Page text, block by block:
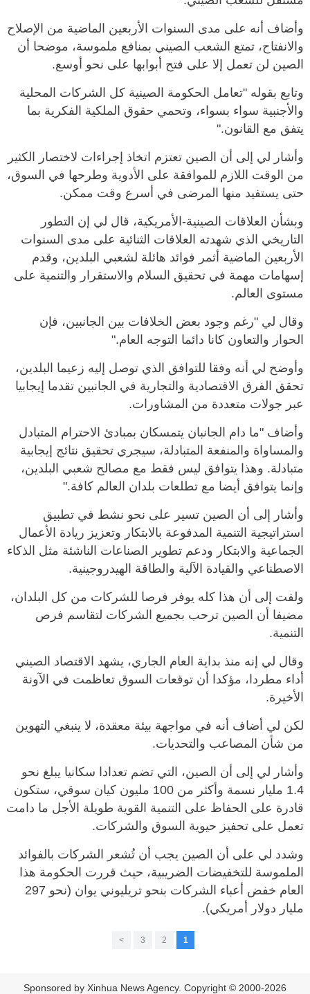
وأضاف أنه على مدى السنوات الأربعين الماضية من الإصلاح
والانفتاح، تمتع الشعب الصيني بمنافع ملموسة، موضحا أن
الصين لن تعمل إلا على فتح أبوابها على نحو أوسع.
وتابع بقوله "تعامل الحكومة الصينية كل الشركات المحلية
والأجنبية سواء بسواء، وتحمي حقوق الملكية الفكرية بما
يتفق مع القانون."
وأشار لي إلى أن الصين تعتزم اتخاذ إجراءات لاختصار الكثير
من الوقت اللازم للموافقة على الأدوية وطرحها في السوق،
حتى يستفيد منها المرضى في أسرع وقت ممكن.
وبشأن العلاقات الصينية-الأمريكية، قال لي إن التطور
التاريخي الذي شهدته العلاقات الثنائية على مدى السنوات
الأربعين الماضية أثمر فوائد هائلة لشعبي البلدين، وقدم
إسهامات مهمة في تحقيق السلام والاستقرار والتنمية على
مستوى العالم.
وقال لي "رغم وجود بعض الخلافات بين الجانبين، فإن
الحوار والتعاون كانا دائما التوجه العام."
وأوضح لي أنه وفقا للتوافق الذي توصل إليه زعيما البلدين،
تحقق الفرق الاقتصادية والتجارية في الجانبين تقدما إيجابيا
عبر جولات متعددة من المشاورات.
وأضاف "ما دام الجانبان يتمسكان بمبادئ الاحترام المتبادل
والمساواة والمنفعة المتبادلة، سيجري تحقيق نتائج إيجابية
متبادلة. وهذا يتوافق ليس فقط مع مصالح شعبي البلدين،
وإنما يتوافق أيضا مع تطلعات بلدان العالم كافة."
وأشار إلى أن الصين تسير على نحو نشط في تطبيق
استراتيجية التنمية المدفوعة بالابتكار وتعزيز ريادة الأعمال
الجماعية والابتكار ودعم تطوير الصناعات الناشئة مثل الذكاء
الاصطناعي والقيادة الآلية والطاقة الهيدروجينية.
ولفت إلى أن هذا كله يوفر فرصا للشركات من كل البلدان،
مضيفا أن الصين ترحب بجميع الشركات لتقاسم فرص
التنمية.
وقال لي إنه منذ بداية العام الجاري، يشهد الاقتصاد الصيني
أداء مطردا، مؤكدا أن توقعات السوق تعاظمت في الآونة
الأخيرة.
لكن لي أضاف أنه في مواجهة بيئة معقدة، لا ينبغي التهوين
من شأن المصاعب والتحديات.
وأشار لي إلى أن الصين، التي تضم تعدادا سكانيا يبلغ نحو
1.4 مليار نسمة وأكثر من 100 مليون كيان سوقي، ستكون
قادرة على الحفاظ على التنمية القوية طويلة الأجل ما دامت
تعمل على تحفيز حيوية السوق والشركات.
وشدد لي على أن الصين يجب أن تُشعر الشركات بالفوائد
الملموسة للتخفيضات الضريبية، حيث قررت الحكومة هذا
العام خفض أعباء الشركات بنحو تريليوني يوان (نحو 297
مليار دولار أمريكي).
1
2
3
>
Sponsored by Xinhua News Agency. Copyright © 2000-2026